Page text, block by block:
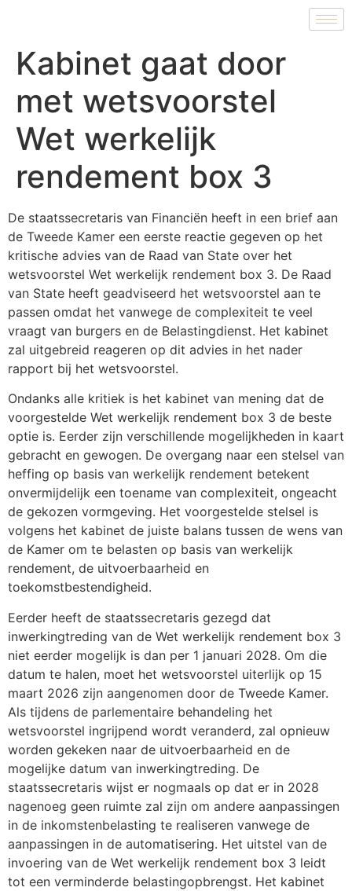
Kabinet gaat door
met wetsvoorstel
Wet werkelijk
rendement box 3
De staatssecretaris van Financiën heeft in een brief aan
de Tweede Kamer een eerste reactie gegeven op het
kritische advies van de Raad van State over het
wetsvoorstel Wet werkelijk rendement box 3. De Raad
van State heeft geadviseerd het wetsvoorstel aan te
passen omdat het vanwege de complexiteit te veel
vraagt van burgers en de Belastingdienst. Het kabinet
zal uitgebreid reageren op dit advies in het nader
rapport bij het wetsvoorstel.
Ondanks alle kritiek is het kabinet van mening dat de
voorgestelde Wet werkelijk rendement box 3 de beste
optie is. Eerder zijn verschillende mogelijkheden in kaart
gebracht en gewogen. De overgang naar een stelsel van
heffing op basis van werkelijk rendement betekent
onvermijdelijk een toename van complexiteit, ongeacht
de gekozen vormgeving. Het voorgestelde stelsel is
volgens het kabinet de juiste balans tussen de wens van
de Kamer om te belasten op basis van werkelijk
rendement, de uitvoerbaarheid en
toekomstbestendigheid.
Eerder heeft de staatssecretaris gezegd dat
inwerkingtreding van de Wet werkelijk rendement box 3
niet eerder mogelijk is dan per 1 januari 2028. Om die
datum te halen, moet het wetsvoorstel uiterlijk op 15
maart 2026 zijn aangenomen door de Tweede Kamer.
Als tijdens de parlementaire behandeling het
wetsvoorstel ingrijpend wordt veranderd, zal opnieuw
worden gekeken naar de uitvoerbaarheid en de
mogelijke datum van inwerkingtreding. De
staatssecretaris wijst er nogmaals op dat er in 2028
nagenoeg geen ruimte zal zijn om andere aanpassingen
in de inkomstenbelasting te realiseren vanwege de
aanpassingen in de automatisering. Het uitstel van de
invoering van de Wet werkelijk rendement box 3 leidt
tot een verminderde belastingopbrengst. Het kabinet